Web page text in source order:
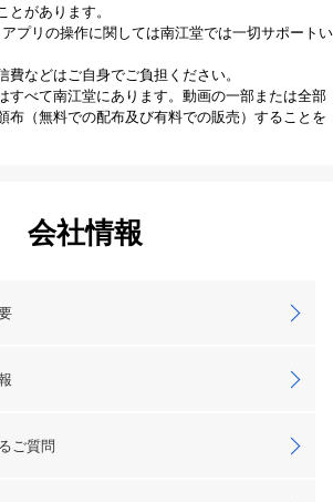
とがあります。
プリの操作に関しては南江堂では一切サポートい
費などはご自身でご負担ください。
すべて南江堂にあります。動画の一部または全部
布（無料での配布及び有料での販売）することを
会社情報
ご質問